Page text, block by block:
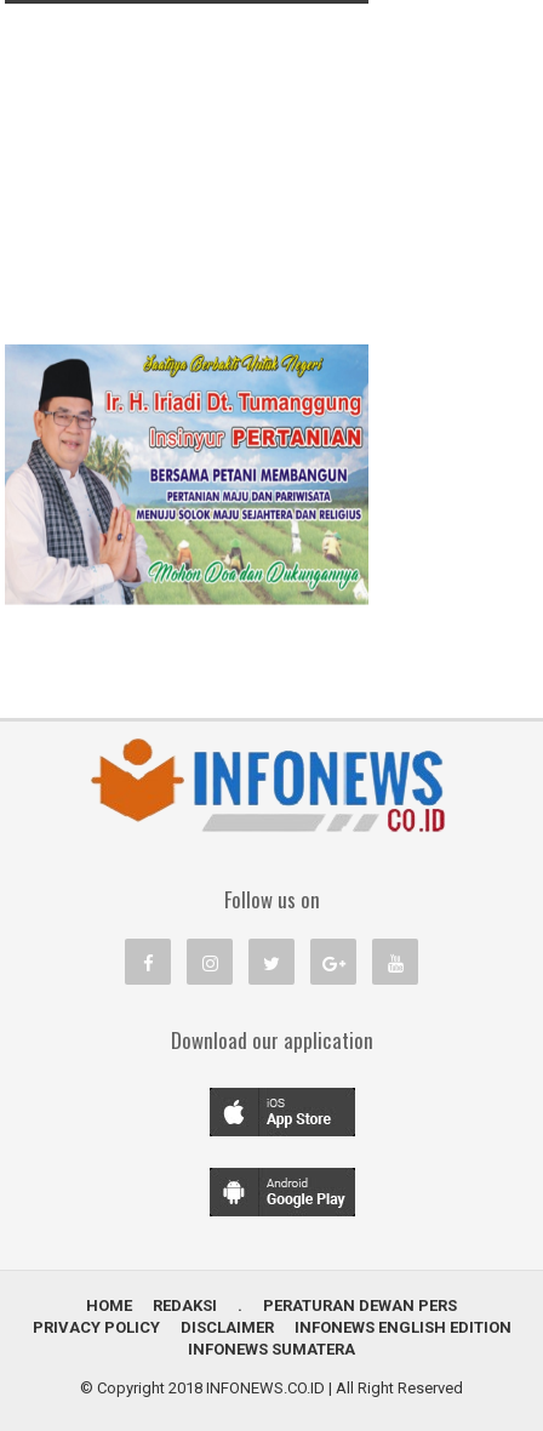
Follow us on
Download our application
HOME REDAKSI .
PERATURAN DEWAN PERS
PRIVACY POLICY
DISCLAIMER
INFONEWS ENGLISH EDITION
INFONEWS SUMATERA
© Copyright 2018 INFONEWS.CO.ID | All Right Reserved